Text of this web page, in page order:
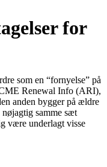
for
som en “fornyelse” på
Renewal Info (ARI),
anden bygger på ældre
samme sæt
være underlagt visse